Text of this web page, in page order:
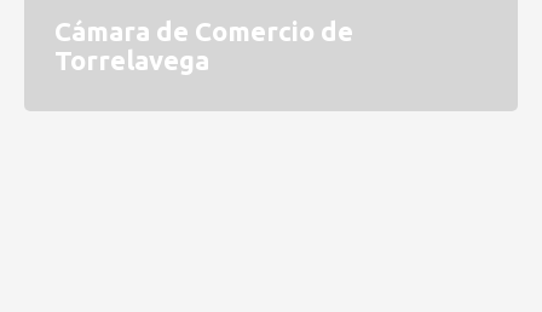
Cámara de Comercio de
Torrelavega